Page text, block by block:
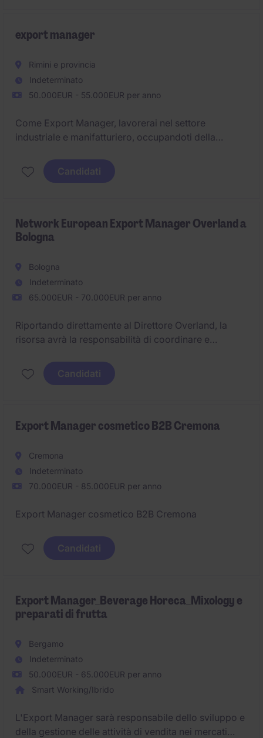
export manager
Rimini e provincia
Indeterminato
50.000EUR - 55.000EUR per anno
Come Export Manager, lavorerai nel settore
industriale e manifatturiero, occupandoti della
mercati esteri. Il tuo obiettivo principale sarà quello
di ampliare il portafoglio clienti e consolidare le
Candidati
Network European Export Manager Overland a
Bologna
Bologna
Indeterminato
65.000EUR - 70.000EUR per anno
Riportando direttamente al Direttore Overland, la
risorsa avrà la responsabilità di coordinare e
il presidio delle relazioni commerciali e operative
con i corrispondenti esteri.
candidature nelle aree di Milano, Bologna.
Candidati
Export Manager cosmetico B2B Cremona
Cremona
Indeterminato
70.000EUR - 85.000EUR per anno
Export Manager cosmetico B2B Cremona
Candidati
Export Manager_Beverage Horeca_Mixology e
preparati di frutta
Bergamo
Indeterminato
50.000EUR - 65.000EUR per anno
Smart Working/Ibrido
L'Export Manager sarà responsabile dello sviluppo e
della gestione delle attività di vendita nei mercati